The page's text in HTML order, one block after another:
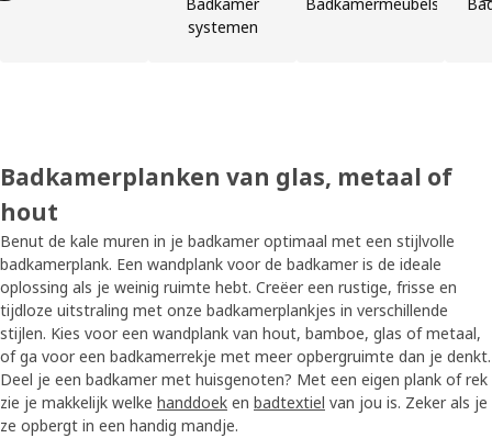
systemen
Badkamerplanken van glas, metaal of
hout
Benut de kale muren in je badkamer optimaal met een stijlvolle
badkamerplank. Een wandplank voor de badkamer is de ideale
oplossing als je weinig ruimte hebt. Creëer een rustige, frisse en
tijdloze uitstraling met onze badkamerplankjes in verschillende
stijlen. Kies voor een wandplank van hout, bamboe, glas of metaal,
of ga voor een badkamerrekje met meer opbergruimte dan je denkt.
Deel je een badkamer met huisgenoten? Met een eigen plank of rek
zie je makkelijk welke handdoek en badtextiel van jou is. Zeker als je
ze opbergt in een handig mandje.